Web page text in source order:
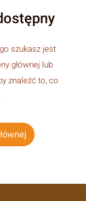
szukasz jest
głównej lub
znaleźć to, co